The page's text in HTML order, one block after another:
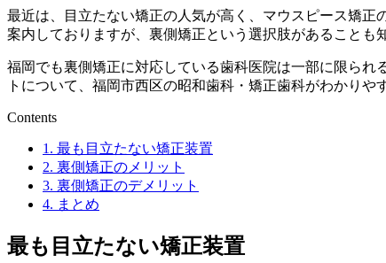
最近は、目立たない矯正の人気が高く、マウスピース矯
案内しておりますが、裏側矯正という選択肢があることも
福岡でも裏側矯正に対応している歯科医院は一部に限ら
トについて、福岡市西区の昭和歯科・矯正歯科がわかりや
Contents
1. 最も目立たない矯正装置
2. 裏側矯正のメリット
3. 裏側矯正のデメリット
4. まとめ
最も目立たない矯正装置